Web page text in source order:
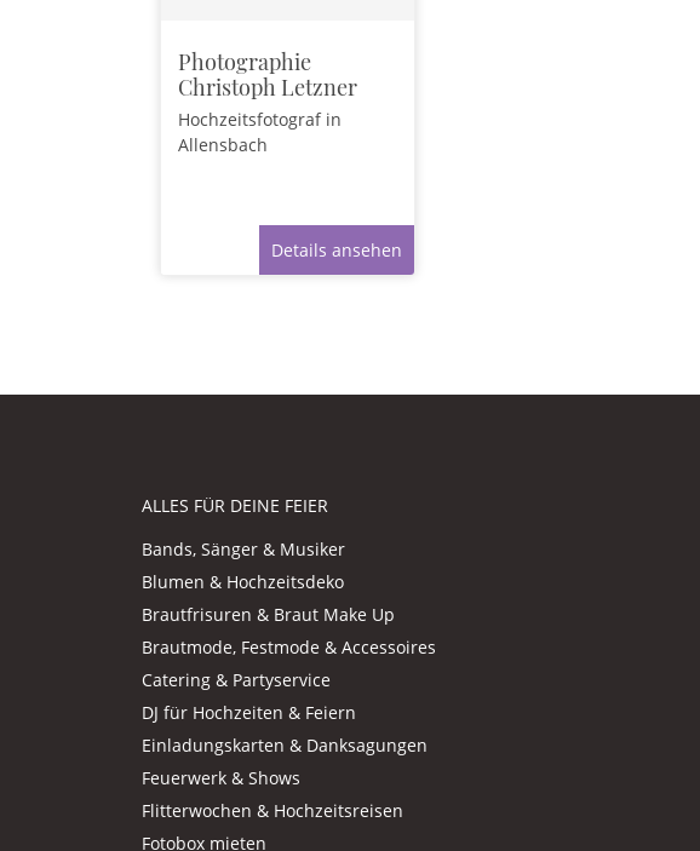
Photographie
Christoph Letzner
Hochzeitsfotograf in
Allensbach
Details ansehen
ALLES FÜR DEINE FEIER
Bands, Sänger & Musiker
Blumen & Hochzeitsdeko
Brautfrisuren & Braut Make Up
Brautmode, Festmode & Accessoires
Catering & Partyservice
DJ für Hochzeiten & Feiern
Einladungskarten & Danksagungen
Feuerwerk & Shows
Flitterwochen & Hochzeitsreisen
Fotobox mieten